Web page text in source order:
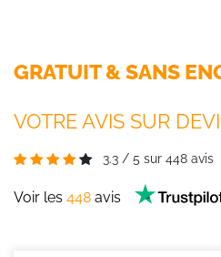
GRATUIT & SANS
VOTRE AVIS SUR
3.3 / 5 sur 448 avis
Voir les 448 avis